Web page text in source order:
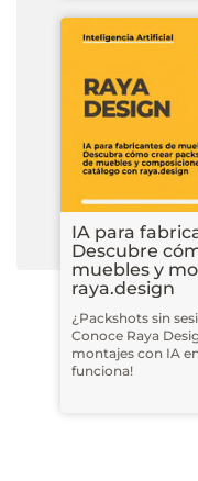
IA para
Descubre
muebles y
raya.design
¿Packshots sin
Conoce Raya
montajes con IA
funciona!